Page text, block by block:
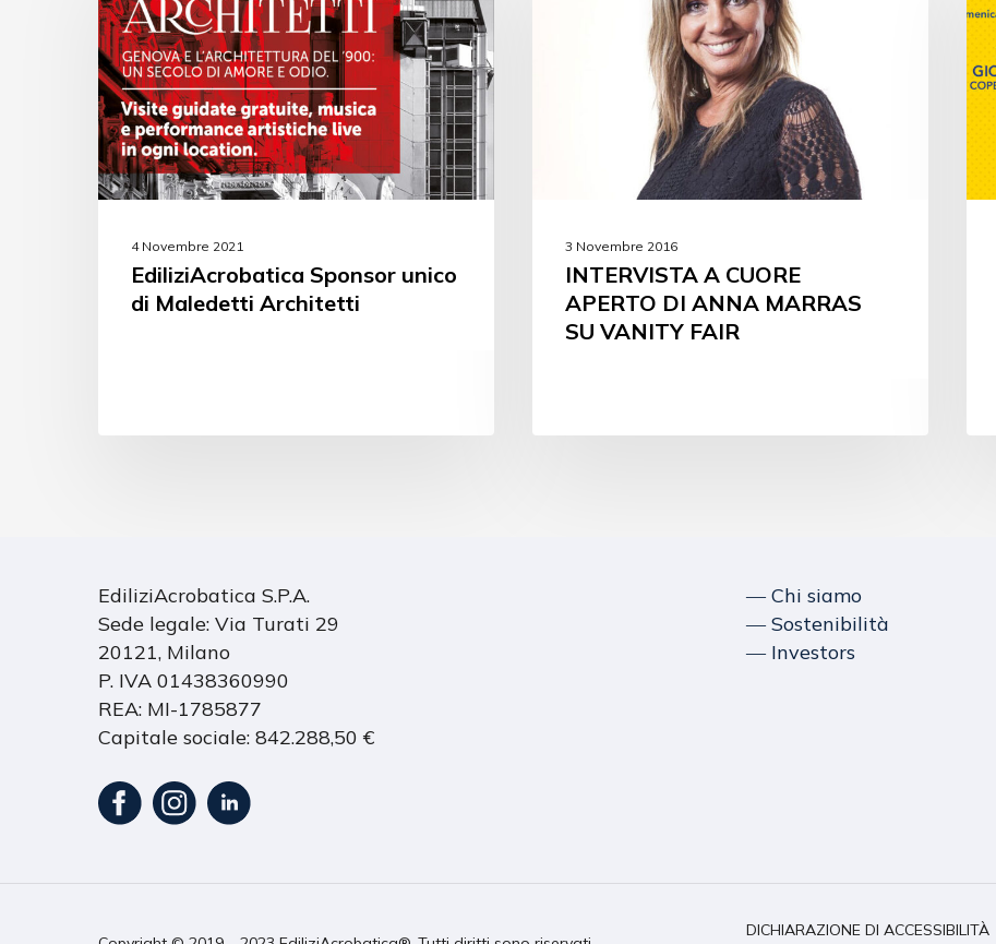
4 Novembre 2021
EdiliziAcrobatica Sponsor unico
di Maledetti Architetti
3 Novembre 2016
INTERVISTA A CUORE
APERTO DI ANNA MARRAS
SU VANITY FAIR
EdiliziAcrobatica S.P.A.
Sede legale: Via Turati 29
20121, Milano
P. IVA 01438360990
REA: MI-1785877
Capitale sociale: 842.288,50 €
― Chi siamo
― Sostenibilità
― Investors
DICHIARAZIONE DI ACCESSIBILITÀ